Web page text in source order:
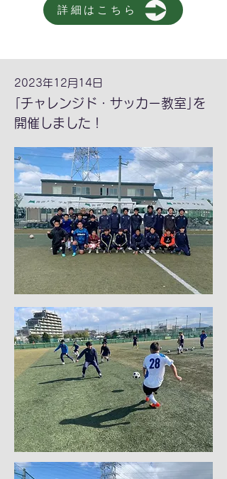
詳細はこちら
2023年12月14日
｢チャレンジド・サッカー教室｣を
開催しました！